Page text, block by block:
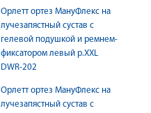
Орлетт ортез МануФлекс на
лучезапястный сустав с
гелевой подушкой и ремнем-
фиксатором левый р.XXL
DWR-202
Орлетт ортез МануФлекс на
лучезапястный сустав с